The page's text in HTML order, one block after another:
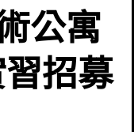
公寓
習招募